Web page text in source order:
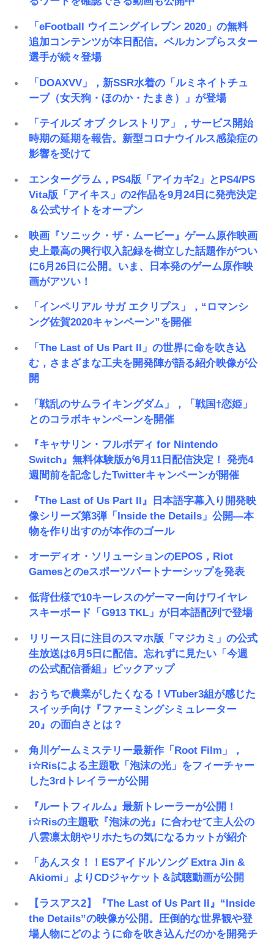
「eFootball ウイニングイレブン 2020」の無料
追加コンテンツが本日配信。ベルカンプらスター
選手が続々登場
「DOAXVV」，新SSR水着の「ルミネイトチュ
ーブ（女天狗・ほのか・たまき）」が登場
「テイルズ オブ クレストリア」，サービス開始
時期の延期を報告。新型コロナウイルス感染症の
影響を受けて
エンターグラム，PS4版「アイカギ2」とPS4/PS
Vita版「アイキス」の2作品を9月24日に発売決定
＆公式サイトをオープン
映画『ソニック・ザ・ムービー』ゲーム原作映画
史上最高の興行収入記録を樹立した話題作がつい
に6月26日に公開。いま、日本発のゲーム原作映
画がアツい！
「インペリアル サガ エクリプス」，“ロマンシ
ング佐賀2020キャンペーン”を開催
「The Last of Us Part II」の世界に命を吹き込
む，さまざまな工夫を開発陣が語る紹介映像が公
開
「戦乱のサムライキングダム」，「戦国†恋姫」
とのコラボキャンペーンを開催
『キャサリン・フルボディ for Nintendo
Switch』無料体験版が6月11日配信決定！ 発売4
週間前を記念したTwitterキャンペーンが開催
『The Last of Us Part II』日本語字幕入り開発映
像シリーズ第3弾「Inside the Details」公開―本
物を作り出すのが本作のゴール
オーディオ・ソリューションのEPOS，Riot
Gamesとのeスポーツパートナーシップを発表
低背仕様で10キーレスのゲーマー向けワイヤレ
スキーボード「G913 TKL」が日本語配列で登場
リリース日に注目のスマホ版「マジカミ」の公式
生放送は6月5日に配信。忘れずに見たい「今週
の公式配信番組」ピックアップ
おうちで農業がしたくなる！VTuber3組が感じた
スイッチ向け『ファーミングシミュレーター
20』の面白さとは？
角川ゲームミステリー最新作「Root Film」，
i☆Risによる主題歌「泡沫の光」をフィーチャー
した3rdトレイラーが公開
『ルートフィルム』最新トレーラーが公開！
i☆Risの主題歌『泡沫の光』に合わせて主人公の
八雲凛太朗やリホたちの気になるカットが紹介
「あんスタ！！ESアイドルソング Extra Jin &
Akiomi」よりCDジャケット＆試聴動画が公開
【ラスアス2】『The Last of Us Part II』“Inside
the Details”の映像が公開。圧倒的な世界観や登
場人物にどのように命を吹き込んだのかを開発チ